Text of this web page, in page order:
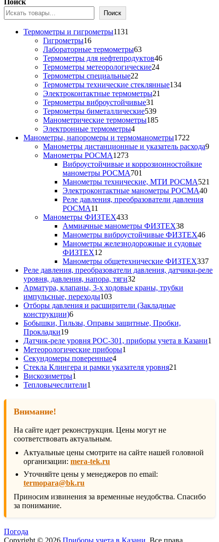
Поиск
Поиск
Термометры и гигрометры1131
Гигрометры1616
товаров
Лабораторные термометры6363
товара
Термометры для нефтепродуктов4646
Термометры метеорологические2424
Термометры специальные22
товара
Термометры технические стеклянные134134
Электроконтактные термометры21
Термометры виброустойчивые31
товар
Термометры биметаллические539539
товаров
Манометрические термометры185185
Электронные термометры44
товара
Манометры, напоромеры и термоманометры1722
товара
Манометры дистанционные и указатель расхода99
Манометры РОСМА12731273
товара
Виброустойчивые и коррозионностойкие
манометры РОСМА701
товар
Манометры технические, МТИ РОСМА521
Электроконтактные манометры РОСМА4040
Реле давления, преобразователи давления
РОСМА11
товаров
Манометры ФИЗТЕХ433433
товара
Аммиачные манометры ФИЗТЕХ3838
товаров
Манометры виброустойчивые ФИЗТЕХ4646
Манометры железнодорожные и судовые
ФИЗТЕХ12
товаров
Манометры общетехнические ФИЗТЕХ337
Реле давления, преобразователи давления, датчики-реле
уровня, давления, напора, тяги32
товара
Арматура, клапаны, 3-х ходовые краны, трубки
импульсные, переходы103103
товара
Отборы давления и расширители (Закладные
конструкции)66
товаров
Бобышки, Гильзы, Оправы защитные, Пробки,
Прокладки1919
товаров
Датчик-реле уровня РОС-301, приборы учета в Казани1
Метеорологические приборы1
Секундомеры поверенные44
товара
Стекла Клингера и рамки указателя уровня21
Вискозиметры1
товар
Тепловычеслители1
Внимание!
На сайте идет реконструкция. Цены могут не
соответствовать актуальным.
Актуальные цены смотрите на сайте нашей головной
организации: mera-tek.ru
Уточняйте цены у менеджеров по email:
termopara@bk.ru
Приносим извинения за временные неудобства. Спасибо
за понимание.
Погода